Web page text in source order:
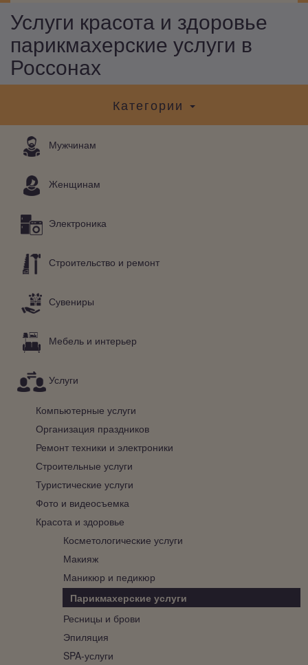
Услуги красота и здоровье
парикмахерские услуги в
Россонах
Категории
Мужчинам
Женщинам
Электроника
Строительство и ремонт
Сувениры
Мебель и интерьер
Услуги
Компьютерные услуги
Организация праздников
Ремонт техники и электроники
Строительные услуги
Туристические услуги
Фото и видеосъемка
Красота и здоровье
Косметологические услуги
Макияж
Маникюр и педикюр
Парикмахерские услуги
Ресницы и брови
Эпиляция
SPA-услуги